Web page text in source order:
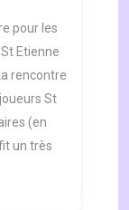
pour les
Etienne
rencontre
St
(en
un très